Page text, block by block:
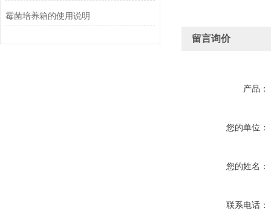
霉菌培养箱的使用说明
留言询价
产品：
您的单位：
您的姓名：
联系电话：